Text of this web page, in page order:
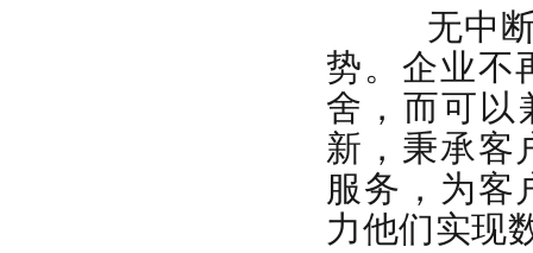
无中断
势。企业不
舍，而可以
新，秉承客
服务，为客
力他们实现